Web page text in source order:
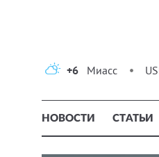
+6 Миасс
НОВОСТИ СТАТЬИ